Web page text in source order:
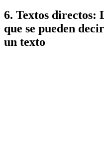
6. Textos directos:
que se pueden
un texto